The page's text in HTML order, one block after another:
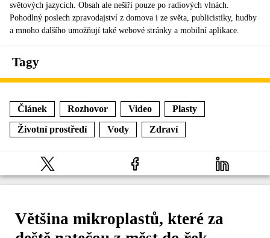
světových jazycích. Obsah ale nešíří pouze po radiových vlnách.
Pohodlný poslech zpravodajství z domova i ze světa, publicistiky, hudby
a mnoho dalšího umožňují také webové stránky a mobilní aplikace.
Tagy
Článek Rozhovor Video
Plasty
Životní prostředí
Vody Zdraví
Většina mikroplastů, které za